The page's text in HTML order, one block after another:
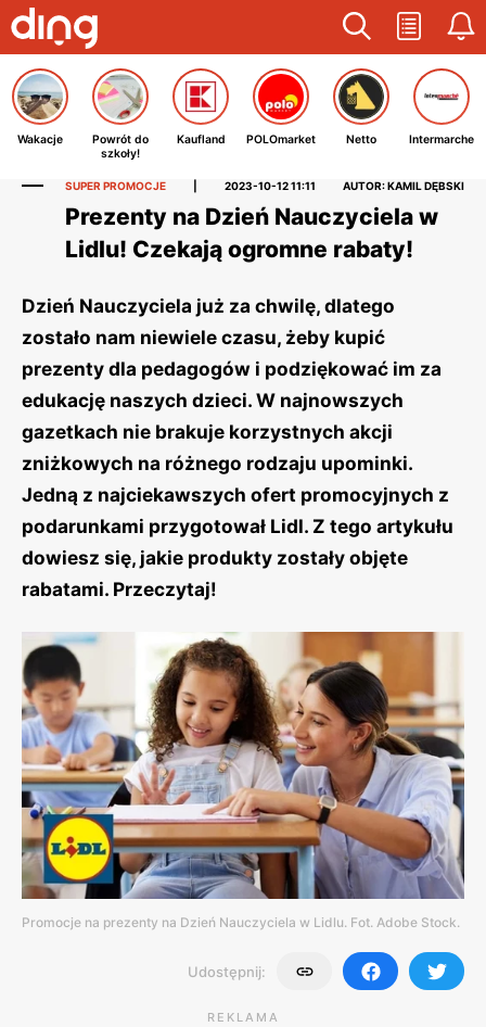
Wakacje
Powrót do
szkoły!
Kaufland POLOmarket Netto Intermarche
SUPER PROMOCJE 2023-10-12 11:11 AUTOR: KAMIL DĘBSKI
Prezenty na Dzień Nauczyciela w
Lidlu! Czekają ogromne rabaty!
Dzień Nauczyciela już za chwilę, dlatego
zostało nam niewiele czasu, żeby kupić
prezenty dla pedagogów i podziękować im za
edukację naszych dzieci. W najnowszych
gazetkach nie brakuje korzystnych akcji
zniżkowych na różnego rodzaju upominki.
Jedną z najciekawszych ofert promocyjnych z
podarunkami przygotował Lidl. Z tego artykułu
dowiesz się, jakie produkty zostały objęte
rabatami. Przeczytaj!
Promocje na prezenty na Dzień Nauczyciela w Lidlu. Fot. Adobe Stock.
Udostępnij:
REKLAMA